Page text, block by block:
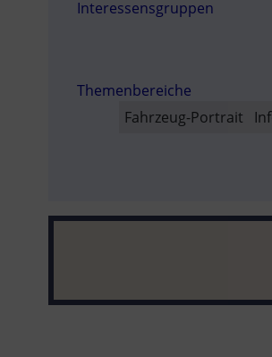
Interessensgruppen
Themenbereiche
Fahrzeug-Portrait